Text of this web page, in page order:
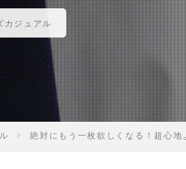
カジュアル
絶対にもう一枚欲しくなる！超心